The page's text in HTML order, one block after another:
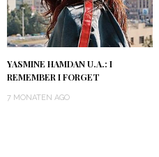
YASMINE HAMDAN U.A.: I
REMEMBER I FORGET
7 MONATEN AGO